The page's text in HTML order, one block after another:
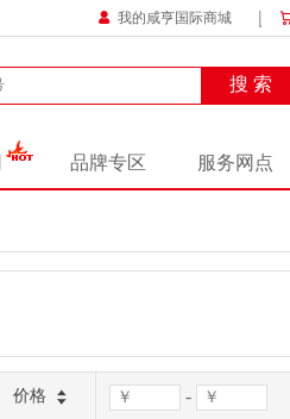
我的咸亨国际商城
搜 索
品牌专区 服务网点
价格 -